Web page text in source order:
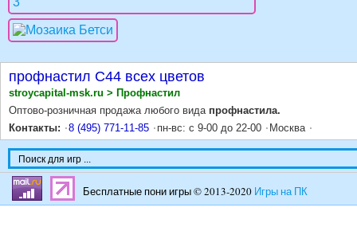
профнастил С44 всех цветов
stroycapital-msk.ru > Профнастил
Оптово-розничная продажа любого вида профнастила.
Контакты:
8 (495) 771-11-85 пн-вс: с 9-00 до 22-00 Москва
Бесплатные пони игры © 2013-2020 Игры на ПК